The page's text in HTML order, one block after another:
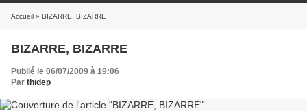
Accueil » BIZARRE, BIZARRE
BIZARRE, BIZARRE
Publié le 06/07/2009 à 19:06
Par thidep